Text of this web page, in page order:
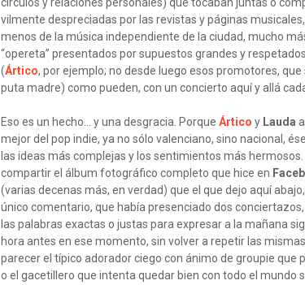
vilmente despreciadas por las revistas y páginas
menos de la música independiente de la ciudad, mucho
“opereta” presentados por supuestos grandes y
(Ártico, por ejemplo; no desde luego esos promotores,
puta madre) como pueden, con un concierto aquí y allá
Eso es un hecho... y una desgracia. Porque Ártico y Lauda
mejor del pop indie, ya no sólo valenciano, sino nacional,
las ideas más complejas y los sentimientos más
compartir el álbum fotográfico completo que hice en
(varias decenas más, en verdad) que el que dejo aquí
único comentario, que había presenciado dos
las palabras exactas o justas para expresar a la mañana
hora antes en ese momento, sin volver a repetir las
parecer el típico adorador ciego con ánimo de groupie que
o el gacetillero que intenta quedar bien con todo el mundo